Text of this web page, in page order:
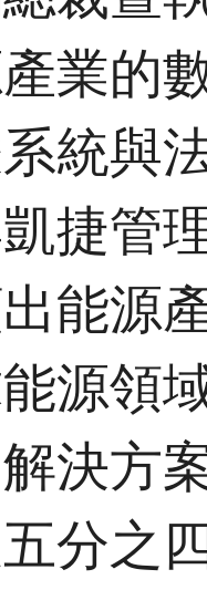
業的
統與
捷管
能源
源領
決方
分之